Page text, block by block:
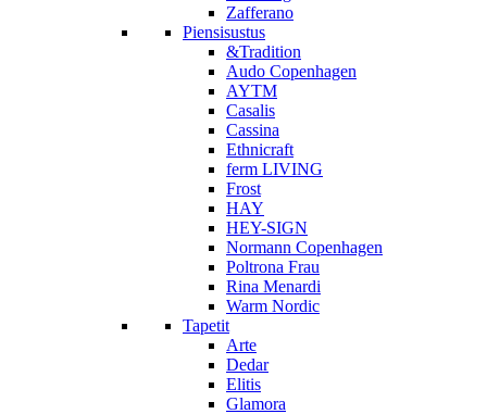
Zafferano
Piensisustus
&Tradition
Audo Copenhagen
AYTM
Casalis
Cassina
Ethnicraft
ferm LIVING
Frost
HAY
HEY-SIGN
Normann Copenhagen
Poltrona Frau
Rina Menardi
Warm Nordic
Tapetit
Arte
Dedar
Elitis
Glamora